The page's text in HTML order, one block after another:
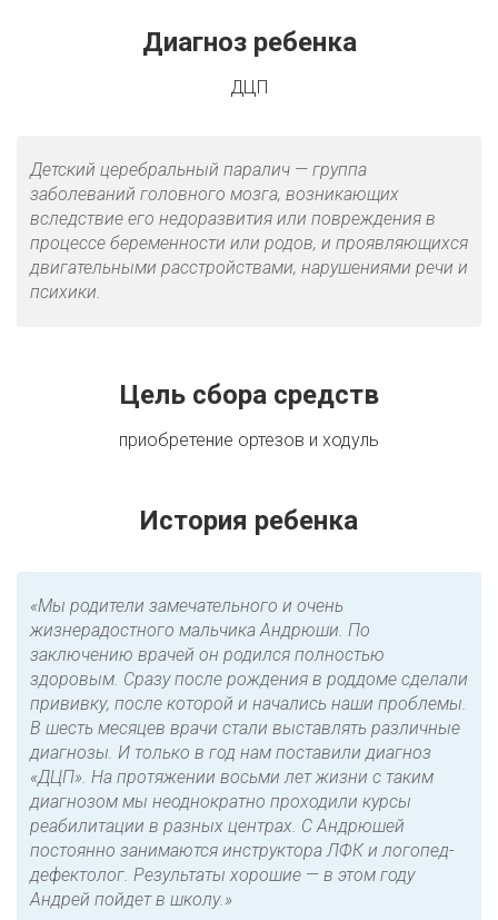
Диагноз ребенка
ДЦП
Детский церебральный паралич — группа
заболеваний головного мозга, возникающих
вследствие его недоразвития или повреждения в
процессе беременности или родов, и проявляющихся
двигательными расстройствами, нарушениями речи и
психики.
Цель сбора средств
приобретение ортезов и ходуль
История ребенка
«Мы родители замечательного и очень
жизнерадостного мальчика Андрюши. По
заключению врачей он родился полностью
здоровым. Сразу после рождения в роддоме сделали
прививку, после которой и начались наши проблемы.
В шесть месяцев врачи стали выставлять различные
диагнозы. И только в год нам поставили диагноз
«ДЦП». На протяжении восьми лет жизни с таким
диагнозом мы неоднократно проходили курсы
реабилитации в разных центрах. С Андрюшей
постоянно занимаются инструктора ЛФК и логопед-
дефектолог. Результаты хорошие — в этом году
Андрей пойдет в школу.»